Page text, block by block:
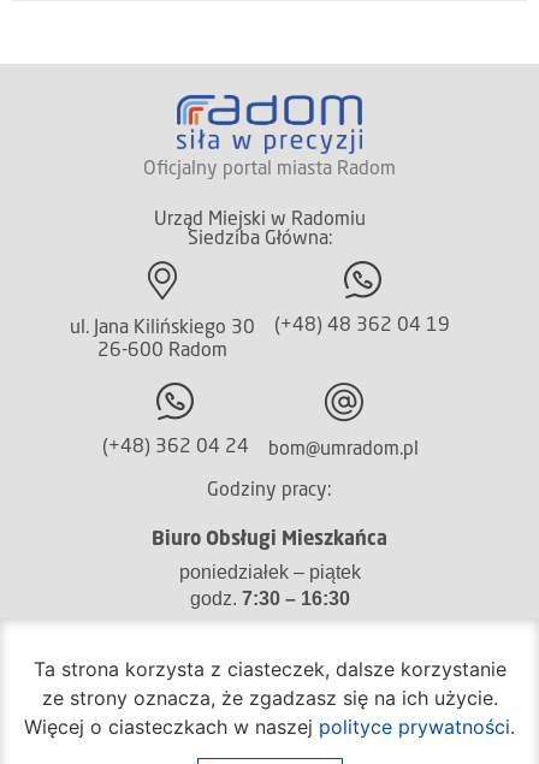
Oficjalny portal miasta Radom
Urząd Miejski w Radomiu
Siedziba Główna:
ul. Jana Kilińskiego 30
26-600 Radom
(+48) 48 362 04 19
(+48) 362 04 24 bom@umradom.pl
Godziny pracy:
Biuro Obsługi Mieszkańca
poniedziałek – piątek
godz. 7:30 – 16:30
poniedziałek – piątek
godz.7:30 – 15:30
Na skróty:
Ta strona korzysta z ciasteczek, dalsze korzystanie
ze strony oznacza, że zgadzasz się na ich użycie.
Więcej o ciasteczkach w naszej polityce prywatności.